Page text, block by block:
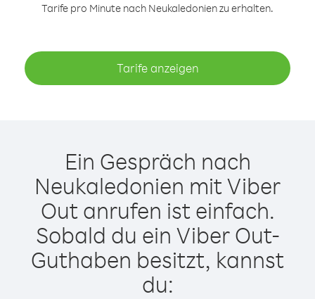
Tarife pro Minute nach Neukaledonien zu erhalten.
Tarife anzeigen
Ein Gespräch nach
Neukaledonien mit Viber
Out anrufen ist einfach.
Sobald du ein Viber Out-
Guthaben besitzt, kannst
du: